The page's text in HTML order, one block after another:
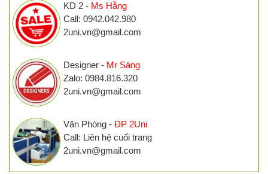
KD 2 - Ms Hằng
Call: 0942.042.980
2uni.vn@gmail.com
Designer - Mr Sáng
Zalo: 0984.816.320
2uni.vn@gmail.com
Văn Phòng - ĐP 2Uni
Call: Liên hệ cuối trang
2uni.vn@gmail.com